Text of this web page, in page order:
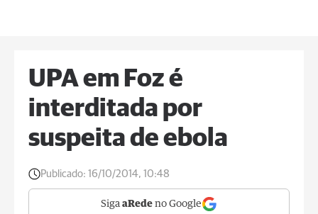
UPA em Foz é
interditada por
suspeita de ebola
Publicado: 16/10/2014, 10:48
Siga aRede no Google